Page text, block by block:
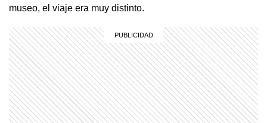
museo, el viaje era muy distinto.